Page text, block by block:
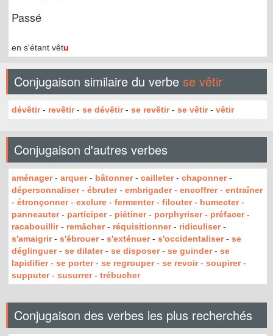
Passé
en s'étant vêtu
Conjugaison similaire du verbe se vêtir
dévêtir- revêtir- se dévêtir- se revêtir- se vêtir- vêtir
Conjugaison d'autres verbes
aménager- arquer- bâtonner- cailleter- chaponner-
dépersonnaliser- ébruter- embrigader- encoffrer- entraîner
- étronçonner- exclure - fermenter- filouter- humecter-
panneauter- participer- piétiner- porphyriser- préfacer-
racabouillir- remâcher- réquisitionner- ridiculiser-
s'amaigrir- s'ébrouer- s'exténuer- s'occidentaliser- se
déglinguer- se dilater- se disposer- se guinder- se
lapidifier- se porter- se regrouper- se revoir- soupirer-
supputer- susurrer- trébucher
Conjugaison des verbes les plus recherchés